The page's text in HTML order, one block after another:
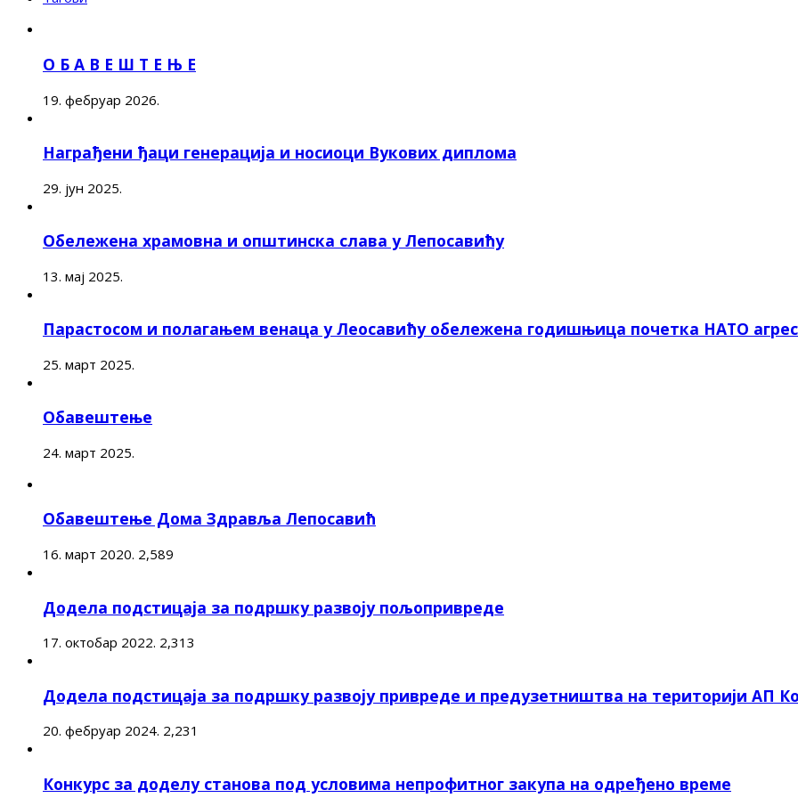
О Б А В Е Ш Т Е Њ Е
19. фебруар 2026.
Награђени ђаци генерација и носиоци Вукових диплома
29. јун 2025.
Обележена храмовна и општинска слава у Лепосавићу
13. мај 2025.
Парастосом и полагањем венаца у Леосавићу обележена годишњица почетка НАТО
25. март 2025.
Обавештење
24. март 2025.
Обавештење Дома Здравља Лепосавић
16. март 2020. 2,589
Додела подстицаја за подршку развоју пољопривреде
17. октобар 2022. 2,313
Додела подстицаја за подршку развоју привреде и предузетништва на територији АП
20. фебруар 2024. 2,231
Конкурс за доделу станова под условима непрофитног закупа на одређено време